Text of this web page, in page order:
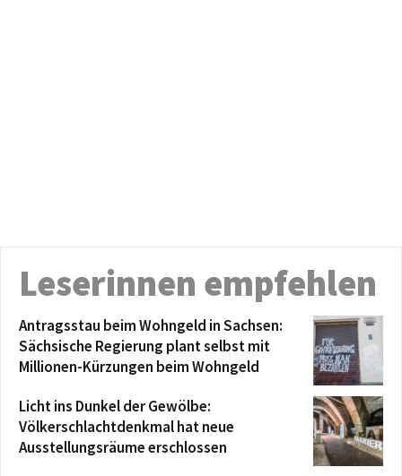
Leserinnen empfehlen
Antragsstau beim Wohngeld in Sachsen:
Sächsische Regierung plant selbst mit
Millionen-Kürzungen beim Wohngeld
Licht ins Dunkel der Gewölbe:
Völkerschlachtdenkmal hat neue
Ausstellungsräume erschlossen